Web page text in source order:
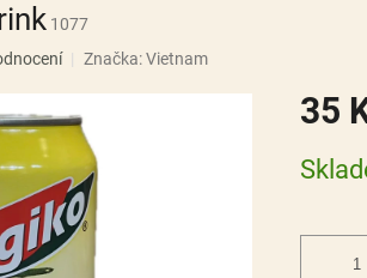
1077
Značka:Vietnam
35
cena: